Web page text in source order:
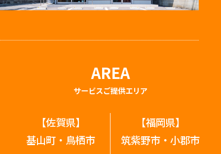
AREA
サービスご提供エリア
【佐賀県】
基山町・鳥栖市
【福岡県】
筑紫野市・小郡市